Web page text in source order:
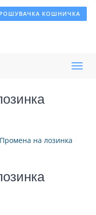
КОШНИЧКА
Промена на лозинка